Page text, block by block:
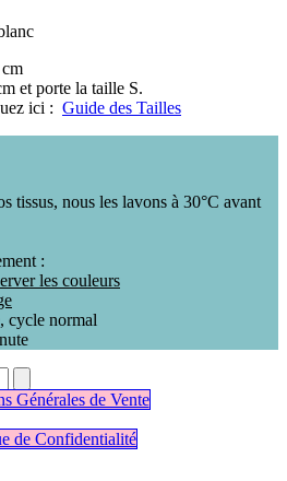
et porte la taille S.
ici : Guide des Tailles
tissus, nous les lavons à 30°C avant
:
les couleurs
cycle normal
Générales de Vente
de Confidentialité